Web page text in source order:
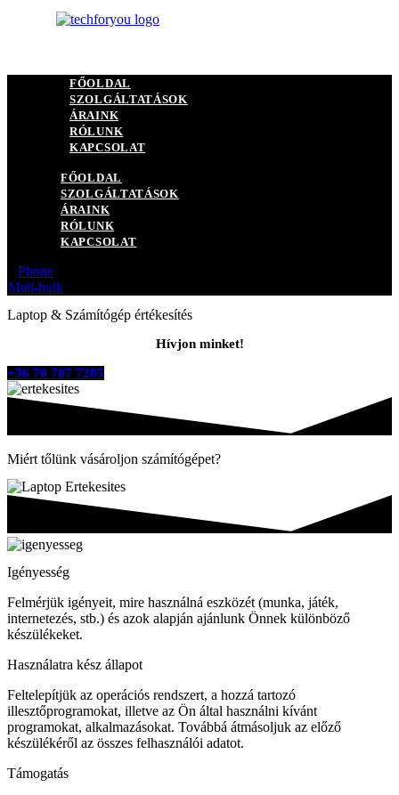
FŐOLDAL
SZOLGÁLTATÁSOK
ÁRAINK
RÓLUNK
KAPCSOLAT
FŐOLDAL
SZOLGÁLTATÁSOK
ÁRAINK
RÓLUNK
KAPCSOLAT
Phone
Mail-bulk
Laptop & Számítógép értékesítés
Hívjon minket!
+36 70 787 7285
Miért tőlünk vásároljon számítógépet?
Igényesség
Felmérjük igényeit, mire használná eszközét (munka, játék,
internetezés, stb.) és azok alapján ajánlunk Önnek különböző
készülékeket.
Használatra kész állapot
Feltelepítjük az operációs rendszert, a hozzá tartozó
illesztőprogramokat, illetve az Ön által használni kívánt
programokat, alkalmazásokat. Továbbá átmásoljuk az előző
készülékéről az összes felhasználói adatot.
Támogatás